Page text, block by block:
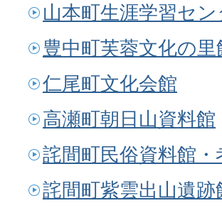
山本町生涯学習セン
豊中町芙蓉文化の里
仁尾町文化会館
高瀬町朝日山資料館
詫間町民俗資料館・
詫間町紫雲出山遺跡